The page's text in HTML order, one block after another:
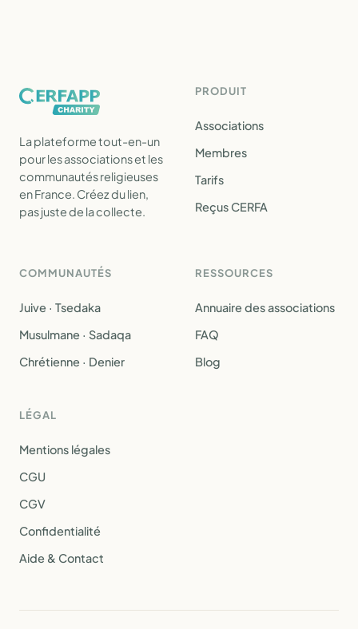
La plateforme tout-en-un
pour les associations et les
communautés religieuses
en France. Créez du lien,
pas juste de la collecte.
PRODUIT
Associations
Membres
Tarifs
Reçus CERFA
COMMUNAUTÉS
Juive · Tsedaka
Musulmane · Sadaqa
Chrétienne · Denier
RESSOURCES
Annuaire des associations
FAQ
Blog
LÉGAL
Mentions légales
CGU
CGV
Confidentialité
Aide & Contact